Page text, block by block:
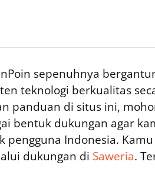
sepenuhnya
teknologi berkualitas
panduan di situs ini,
bentuk dukungan agar
pengguna Indonesia.
dukungan di Saweria.